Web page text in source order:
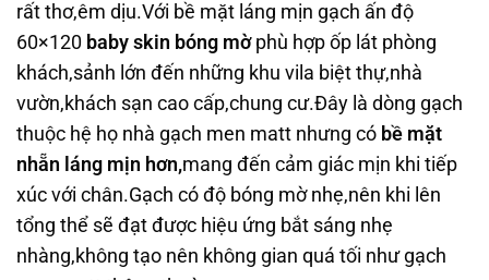
rất thơ,êm dịu.Với bề mặt láng mịn gạch ấn độ
60×120 baby skin bóng mờphù hợp ốp lát phòng
khách,sảnh lớn đến những khu vila biệt thự,nhà
vườn,khách sạn cao cấp,chung cư.Đây là dòng gạch
thuộc hệ họ nhà gạch men matt nhưng có bề mặt
nhẵn láng mịn hơn,mang đến cảm giác mịn khi tiếp
xúc với chân.Gạch có độ bóng mờ nhẹ,nên khi lên
tổng thể sẽ đạt được hiệu ứng bắt sáng nhẹ
nhàng,không tạo nên không gian quá tối như gạch